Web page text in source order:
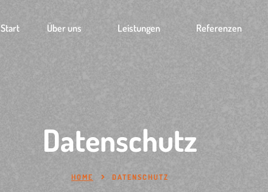
Start Über uns Leistungen Referenzen
Datenschutz
HOME DATENSCHUTZ